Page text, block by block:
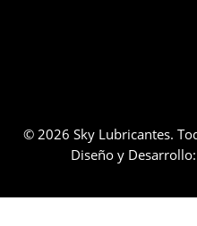
© 2026 Sky Lubricantes.
Diseño y Desarrollo: